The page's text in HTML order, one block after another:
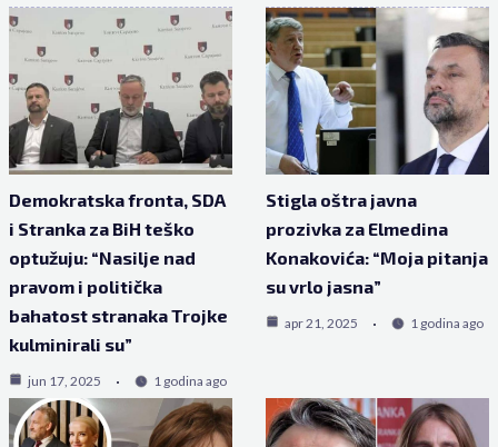
Demokratska fronta, SDA
i Stranka za BiH teško
optužuju: “Nasilje nad
pravom i politička
bahatost stranaka Trojke
kulminirali su”
jun 17, 2025 1 godina ago
Stigla oštra javna
prozivka za Elmedina
Konakovića: “Moja pitanja
su vrlo jasna”
apr 21, 2025 1 godina ago